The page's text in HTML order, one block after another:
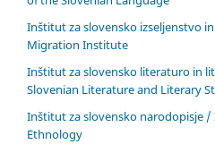
Inštitut za slovensko izseljenstvo
Migration Institute
Inštitut za slovensko literaturo in
Slovenian Literature and Literary
Inštitut za slovensko narodopisje
Ethnology